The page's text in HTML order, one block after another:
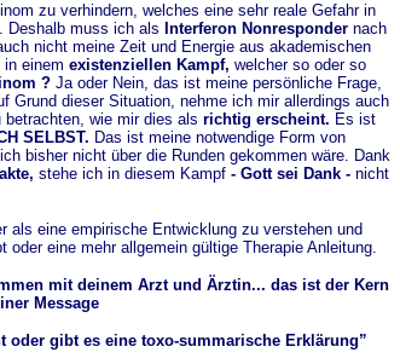
zu verhindern, welches eine sehr reale Gefahr in
Deshalb muss ich als Interferon Nonresponder nach
nicht meine Zeit und Energie aus akademischen
in einem existenziellen Kampf, welcher so oder so
? Ja oder Nein, das ist meine persönliche Frage,
Grund dieser Situation, nehme ich mir allerdings auch
wie mir dies als richtig erscheint. Es ist
SELBST. Das ist meine notwendige Form von
bisher nicht über die Runden gekommen wäre. Dank
stehe ich in diesem Kampf - Gott sei Dank - nicht
als eine empirische Entwicklung zu verstehen und
eine mehr allgemein gültige Therapie Anleitung.
mit deinem Arzt und Ärztin... das ist der Kern
Message
oder gibt es eine toxo-summarische Erklärung”